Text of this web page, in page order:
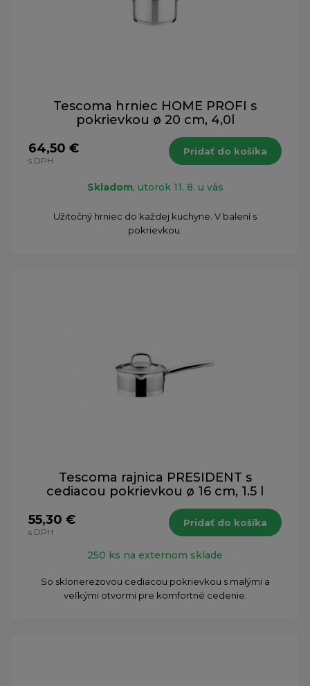
Tescoma hrniec HOME PROFI s
pokrievkou ø 20 cm, 4,0l
64,50 €
s DPH
Pridať do košíka
Skladom, utorok 11. 8. u vás
Užitočný hrniec do každej kuchyne. V balení s
pokrievkou.
Tescoma rajnica PRESIDENT s
cediacou pokrievkou ø 16 cm, 1.5 l
55,30 €
s DPH
Pridať do košíka
250 ks na externom sklade
So sklonerezovou cediacou pokrievkou s malými a
veľkými otvormi pre komfortné cedenie.